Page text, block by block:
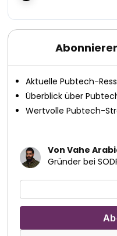
Aktuelle Pubtech-
Überblick über
Wertvolle Pubtech-
Von Vahe
Gründer bei